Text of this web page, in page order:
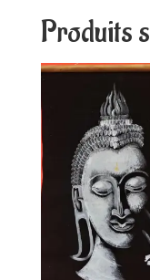
Produits